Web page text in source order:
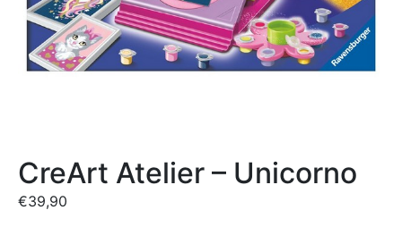
CreArt Atelier – Unicorno
€39,90